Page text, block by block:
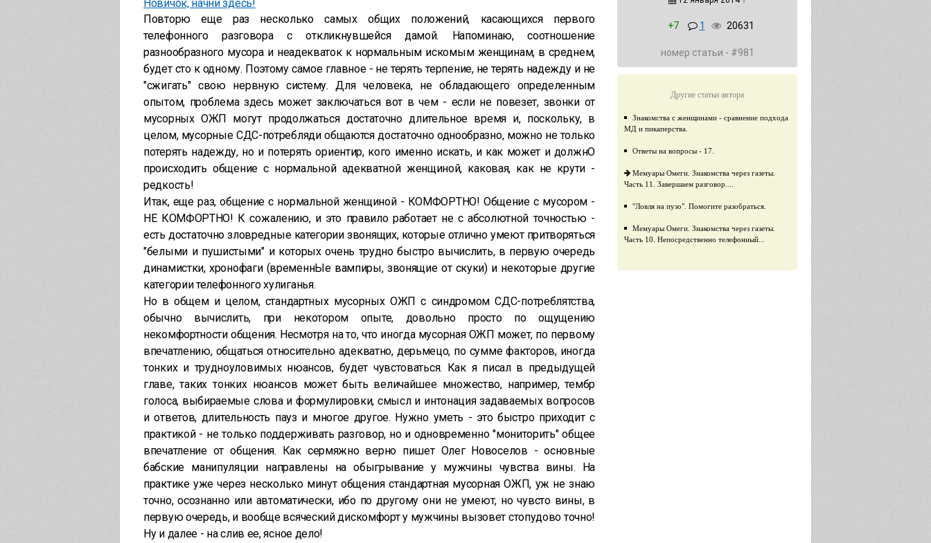
Новичок, начни здесь!
Повторю еще раз несколько самых общих положений, касающихся первого
телефонного разговора с откликнувшейся дамой. Напоминаю, соотношение
разнообразного мусора и неадекваток к нормальным искомым женщинам, в среднем,
будет сто к одному. Поэтому самое главное - не терять терпение, не терять надежду и не
"сжигать" свою нервную систему. Для человека, не обладающего определенным
опытом, проблема здесь может заключаться вот в чем - если не повезет, звонки от
мусорных ОЖП могут продолжаться достаточно длительное время и, поскольку, в
целом, мусорные СДС-потребляди общаются достаточно однообразно, можно не только
потерять надежду, но и потерять ориентир, кого именно искать, и как может и должнО
происходить общение с нормальной адекватной женщиной, каковая, как не крути -
редкость!
Итак, еще раз, общение с нормальной женщиной - КОМФОРТНО! Общение с мусором -
НЕ КОМФОРТНО! К сожалению, и это правило работает не с абсолютной точностью -
есть достаточно зловредные категории звонящих, которые отлично умеют притворяться
"белыми и пушистыми" и которых очень трудно быстро вычислить, в первую очередь
динамистки, хронофаги (временнЫе вампиры, звонящие от скуки) и некоторые другие
категории телефонного хулиганья.
Но в общем и целом, стандартных мусорных ОЖП с синдромом СДС-потреблятства,
обычно вычислить, при некотором опыте, довольно просто по ощущению
некомфортности общения. Несмотря на то, что иногда мусорная ОЖП может, по первому
впечатлению, общаться относительно адекватно, дерьмецо, по сумме факторов, иногда
тонких и трудноуловимых нюансов, будет чувстоваться. Как я писал в предыдущей
главе, таких тонких нюансов может быть величайшее множество, например, тембр
голоса, выбираемые слова и формулировки, смысл и интонация задаваемых вопросов
и ответов, длительность пауз и многое другое. Нужно уметь - это быстро приходит с
практикой - не только поддерживать разговор, но и одновременно "мониторить" общее
впечатление от общения. Как сермяжно верно пишет Олег Новоселов - основные
бабские манипуляции направлены на обыгрывание у мужчины чувства вины. На
практике уже через несколько минут общения стандартная мусорная ОЖП, уж не знаю
точно, осознанно или автоматически, ибо по другому они не умеют, но чувсто вины, в
первую очередь, и вообще всяческий дискомфорт у мужчины вызовет стопудово точно!
Ну и далее - на слив ее, ясное дело!
+7 1 20631
номер статьи - #981
Другие статьи автора
Знакомства с женщинами - сравнение подхода
МД и пикаперства.
Ответы на вопросы - 17.
Мемуары Омеги. Знакомства через газеты.
Часть 11. Завершаем разговор....
"Ловля на пузо". Помогите разобраться.
Мемуары Омеги. Знакомства через газеты.
Часть 10. Непосредственно телефонный...